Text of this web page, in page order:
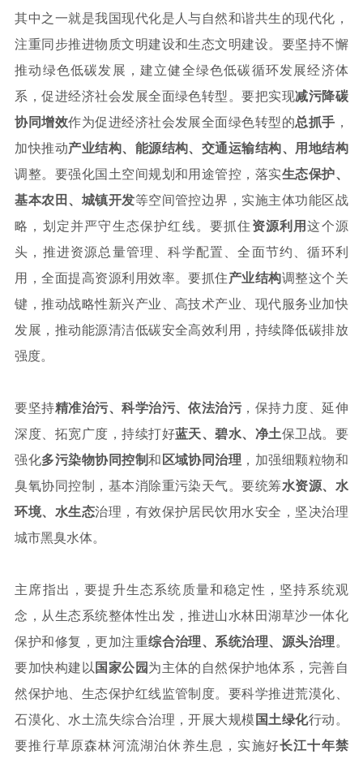
其中之一就是我国现代化是人与自然和谐共生的现代化，
注重同步推进物质文明建设和生态文明建设。要坚持不懈
推动绿色低碳发展，建立健全绿色低碳循环发展经济体
系，促进经济社会发展全面绿色转型。要把实现减污降碳
协同增效作为促进经济社会发展全面绿色转型的总抓手 ，
加快推动产业结构、能源结构、交通运输结构、用地结构
调整。要强化国土空间规划和用途管控，落实生态保护、
基本农田、城镇开发等空间管控边界，实施主体功能区战
略，划定并严守生态保护红线。要抓住 资源利用这个源
头，推进资源总量管理、科学配置、全面节约、循环利
用，全面提高资源利用效率。要抓住产业结构调整这个关
键，推动战略性新兴产业、高技术产业、现代服务业加快
发展，推动能源清洁低碳安全高效利用，持续降低碳排放
强度。
要坚持精准治污、科学治污、依法治污，保持力度、延伸
深度、拓宽广度，持续打好蓝天、碧水、净土保卫战。要
强化多污染物协同控制和 区域协同治理 ，加强细颗粒物和
臭氧协同控制，基本消除重污染天气。要统筹水资源、水
环境、水生态治理，有效保护居民饮用水安全，坚决治理
城市黑臭水体。
主席指出，要提升生态系统质量和稳定性，坚持系统观
念，从生态系统整体性出发，推进山水林田湖草沙一体化
保护和修复，更加注重综合治理、系统治理、源头治理 。
要加快构建以 国家公园 为主体的自然保护地体系，完善自
然保护地、生态保护红线监管制度。要科学推进荒漠化、
石漠化、水土流失综合治理，开展大规模 国土绿化行动。
要推行草原森林河流湖泊休养生息，实施好长江十年禁